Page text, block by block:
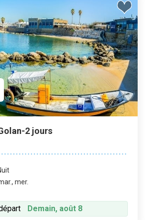
2 jours
mer.
Demain, août 8